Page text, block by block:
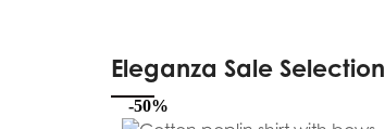
Eleganza Sale Selection
-50%